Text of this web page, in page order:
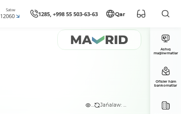
Satıw
12060 1285, +998 55 503-63-63 Qar
... Jańalaw: ...
Ashıq
maǵlıwmatlar
Ofisler hám
bankomatlar